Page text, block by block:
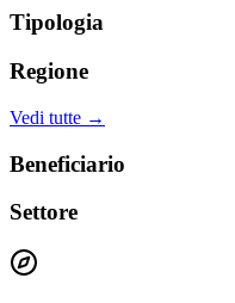
Tipologia
Regione
Vedi tutte →
Beneficiario
Settore